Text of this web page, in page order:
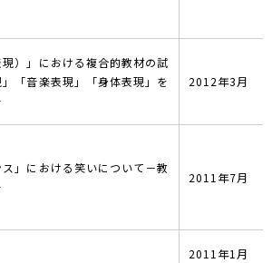
現）」における複合的教材の試
「音楽表現」「身体表現」を
2012年3月
ス」における笑いについて－教
2011年7月
2011年1月